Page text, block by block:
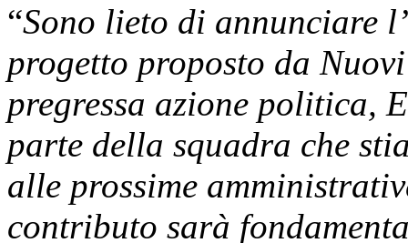
“Sono lieto di annunciare
progetto proposto da
pregressa azione politica,
parte della squadra che
alle prossime
contributo sarà